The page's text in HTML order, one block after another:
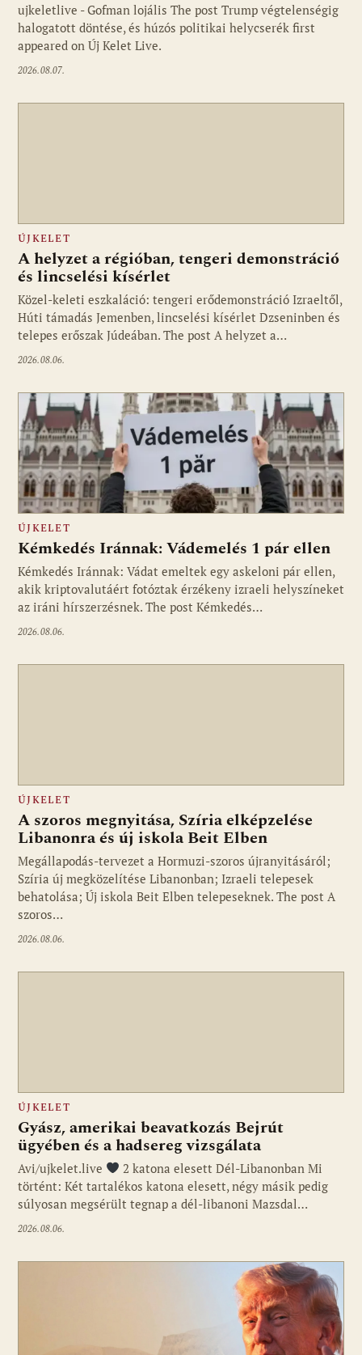
Fotó: ujkelet.live
ujkeletlive - Gofman lojális The post Trump végtelenségig
halogatott döntése, és húzós politikai helycserék first
appeared on Új Kelet Live.
2026.08.07.
ÚJKELET
A helyzet a régióban, tengeri demonstráció
és lincselési kísérlet
Közel-keleti eszkaláció: tengeri erődemonstráció Izraeltől,
Húti támadás Jemenben, lincselési kísérlet Dzseninben és
telepes erőszak Júdeában. The post A helyzet a…
2026.08.06.
ÚJKELET
Kémkedés Iránnak: Vádemelés 1 pár ellen
Kémkedés Iránnak: Vádat emeltek egy askeloni pár ellen,
akik kriptovalutáért fotóztak érzékeny izraeli helyszíneket
az iráni hírszerzésnek. The post Kémkedés…
2026.08.06.
ÚJKELET
A szoros megnyitása, Szíria elképzelése
Libanonra és új iskola Beit Elben
Megállapodás-tervezet a Hormuzi-szoros újranyitásáról;
Szíria új megközelítése Libanonban; Izraeli telepesek
behatolása; Új iskola Beit Elben telepeseknek. The post A
szoros…
2026.08.06.
ÚJKELET
Gyász, amerikai beavatkozás Bejrút
ügyében és a hadsereg vizsgálata
Avi/ujkelet.live
2 katona elesett Dél-Libanonban Mi
történt: Két tartalékos katona elesett, négy másik pedig
súlyosan megsérült tegnap a dél-libanoni Mazsdal…
2026.08.06.